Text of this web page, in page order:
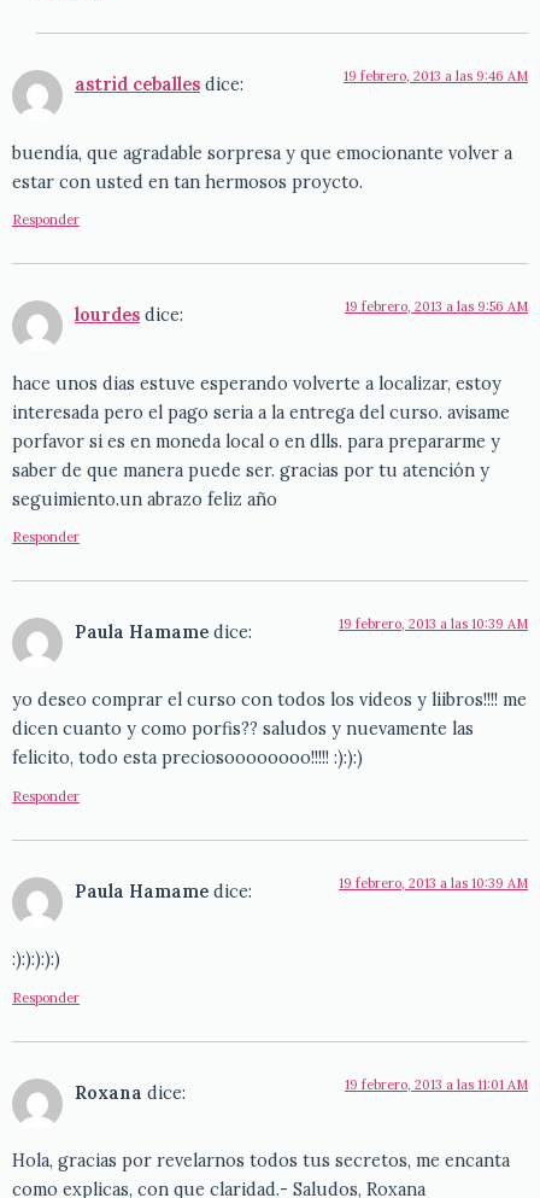
astrid ceballes dice: 19 febrero, 2013 a las 9:46 AM
buendía, que agradable sorpresa y que emocionante volver a
estar con usted en tan hermosos proycto.
Responder
lourdes dice: 19 febrero, 2013 a las 9:56 AM
hace unos dias estuve esperando volverte a localizar, estoy
interesada pero el pago seria a la entrega del curso. avisame
porfavor si es en moneda local o en dlls. para prepararme y
saber de que manera puede ser. gracias por tu atención y
seguimiento.un abrazo feliz año
Responder
Paula Hamame dice: 19 febrero, 2013 a las 10:39 AM
yo deseo comprar el curso con todos los videos y liibros!!!! me
dicen cuanto y como porfis?? saludos y nuevamente las
felicito, todo esta preciosoooooooo!!!!! :):):)
Responder
Paula Hamame dice: 19 febrero, 2013 a las 10:39 AM
:):):):):)
Responder
Roxana dice: 19 febrero, 2013 a las 11:01 AM
Hola, gracias por revelarnos todos tus secretos, me encanta
como explicas, con que claridad.- Saludos, Roxana